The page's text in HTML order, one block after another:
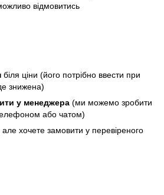
відмовитись
біля ціни (його потрібно ввести при
знижена)
у менеджера (ми можемо зробити
або чатом)
, але хочете замовити у перевіреного